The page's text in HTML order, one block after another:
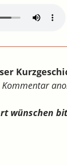
wünschen